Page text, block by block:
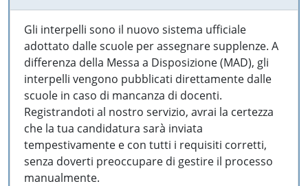
Gli interpelli sono il nuovo sistema ufficiale
adottato dalle scuole per assegnare supplenze. A
differenza della Messa a Disposizione (MAD), gli
interpelli vengono pubblicati direttamente dalle
scuole in caso di mancanza di docenti.
Registrandoti al nostro servizio, avrai la certezza
che la tua candidatura sarà inviata
tempestivamente e con tutti i requisiti corretti,
senza doverti preoccupare di gestire il processo
manualmente.